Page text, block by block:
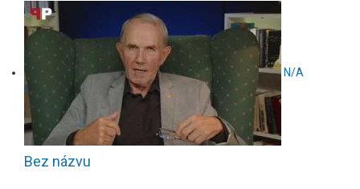
N/A
Bez názvu